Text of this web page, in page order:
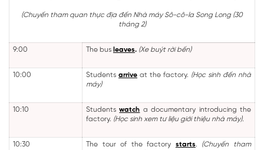
(Chuyến tham quan thực địa đến Nhà máy Sô-cô-la Song Long (30
tháng 2)
9:00 The bus leaves. (Xe buýt rời bến)
10:00 Students arrive at the factory. (Học sinh đến nhà
máy)
10:10 Studentswatch a documentary introducing the
factory. (Học sinh xem tư liệu giới thiệu nhà máy).
10:30 The tour of the factory starts. (Chuyến tham